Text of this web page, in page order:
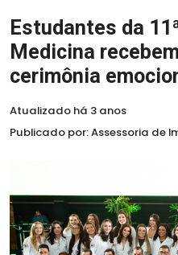
Estudantes da
Medicina
cerimônia
Atualizado há 3 anos
Publicado por: Assessoria de